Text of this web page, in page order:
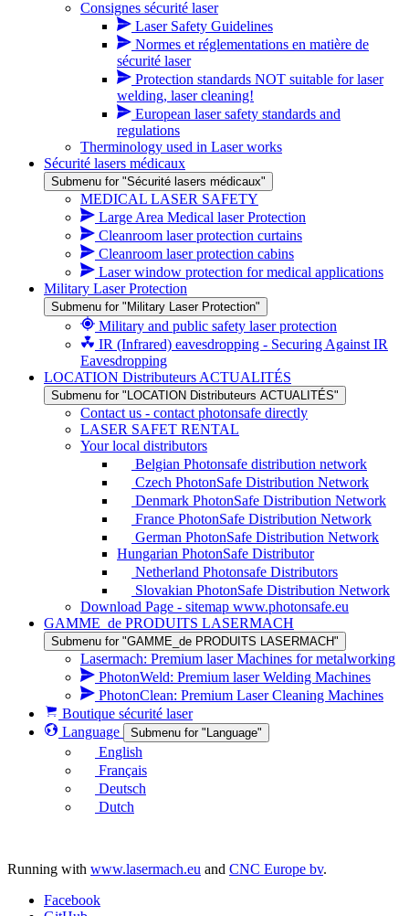
Consignes sécurité laser
Laser Safety Guidelines
Normes et réglementations en matière de
sécurité laser
Protection standards NOT suitable for laser
welding, laser cleaning!
European laser safety standards and
regulations
Therminology used in Laser works
Sécurité lasers médicaux
Submenu for "Sécurité lasers médicaux"
MEDICAL LASER SAFETY
Large Area Medical laser Protection
Cleanroom laser protection curtains
Cleanroom laser protection cabins
Laser window protection for medical applications
Military Laser Protection
Submenu for "Military Laser Protection"
Military and public safety laser protection
IR (Infrared) eavesdropping - Securing Against IR
Eavesdropping
LOCATION Distributeurs ACTUALITÉS
Submenu for "LOCATION Distributeurs ACTUALITÉS"
Contact us - contact photonsafe directly
LASER SAFET RENTAL
Your local distributors
Belgian Photonsafe distribution network
Czech PhotonSafe Distribution Network
Denmark PhotonSafe Distribution Network
France PhotonSafe Distribution Network
German PhotonSafe Distribution Network
Hungarian PhotonSafe Distributor
Netherland Photonsafe Distributors
Slovakian PhotonSafe Distribution Network
Download Page - sitemap www.photonsafe.eu
GAMME_de PRODUITS LASERMACH
Submenu for "GAMME_de PRODUITS LASERMACH"
Lasermach: Premium laser Machines for metalworking
PhotonWeld: Premium laser Welding Machines
PhotonClean: Premium Laser Cleaning Machines
Boutique sécurité laser
Language
Submenu for "Language"
English
Français
Deutsch
Dutch
Running with www.lasermach.eu and CNC Europe bv.
Facebook